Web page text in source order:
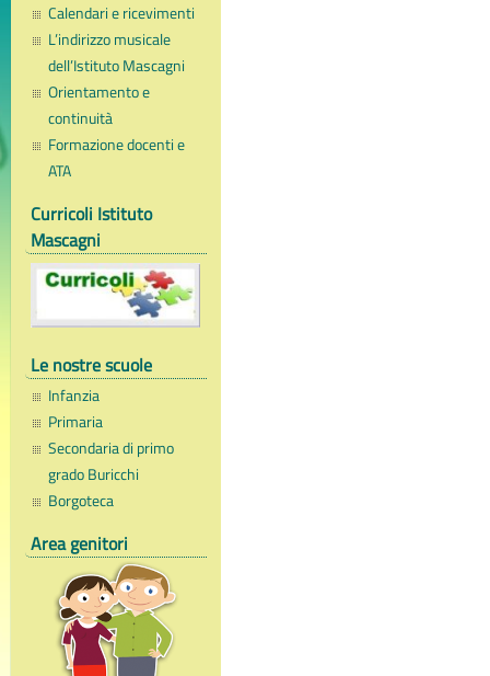
Calendari e ricevimenti
L’indirizzo musicale
dell’Istituto Mascagni
Orientamento e
continuità
Formazione docenti e
ATA
Curricoli Istituto
Mascagni
Le nostre scuole
Infanzia
Primaria
Secondaria di primo
grado Buricchi
Borgoteca
Area genitori